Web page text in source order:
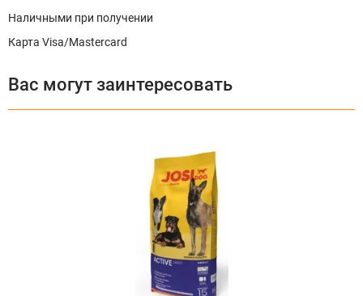
Наличными при получении
Карта Visa/Mastercard
Вас могут заинтересовать